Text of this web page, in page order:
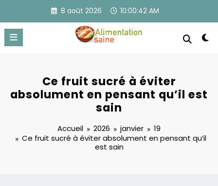
contenu
8 août 2026 10:00:43 AM
Ce fruit sucré à éviter
absolument en pensant qu’il est
sain
Accueil 2026 janvier
19
Ce fruit sucré à éviter absolument en pensant qu’il
est sain